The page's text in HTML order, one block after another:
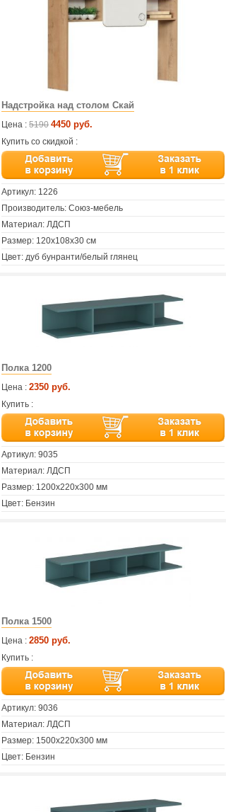
Надстройка над столом Скай
Цена : 5190 4450 руб.
Купить со скидкой :
Артикул: 1226
Производитель: Союз-мебель
Материал: ЛДСП
Размер: 120х108х30 см
Цвет: дуб бунранти/белый глянец
Полка 1200
Цена : 2350 руб.
Купить :
Артикул: 9035
Материал: ЛДСП
Размер: 1200х220х300 мм
Цвет: Бензин
Полка 1500
Цена : 2850 руб.
Купить :
Артикул: 9036
Материал: ЛДСП
Размер: 1500х220х300 мм
Цвет: Бензин